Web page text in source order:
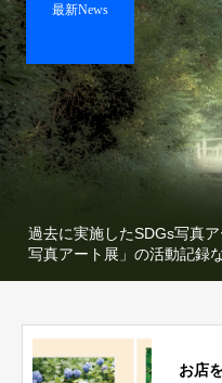
最新News
過去に実施したSDGs写真
写真アート展」の活動記録
お店